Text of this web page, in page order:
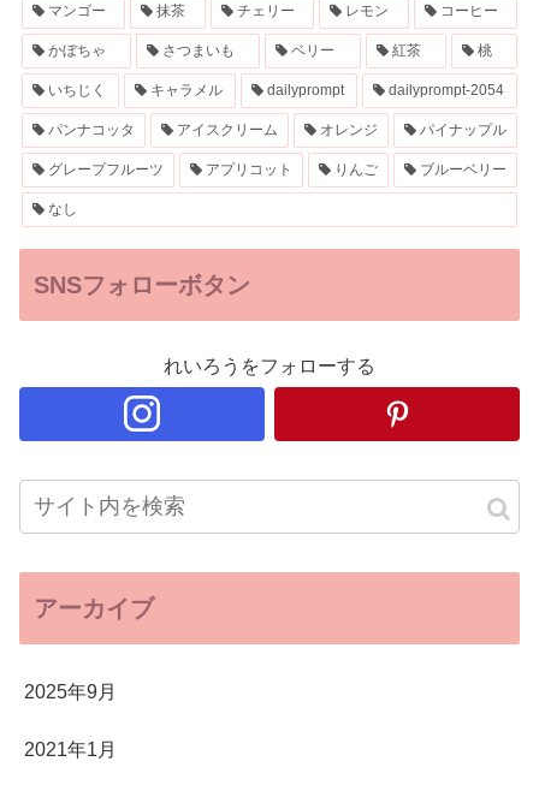
マンゴー 抹茶 チェリー レモン コーヒー
かぼちゃ さつまいも ベリー 紅茶 桃
いちじく キャラメル dailyprompt dailyprompt-2054
パンナコッタ アイスクリーム オレンジ パイナップル
グレープフルーツ アプリコット りんご ブルーベリー
なし
SNSフォローボタン
れいろうをフォローする
アーカイブ
2025年9月
2021年1月